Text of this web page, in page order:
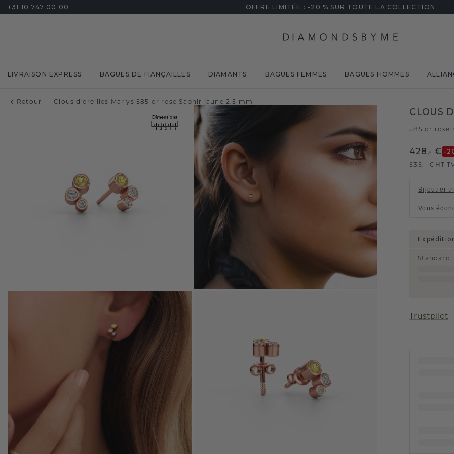
+31 10 747 00 00 OFFRE LIMITÉE : -20 % SUR TOUTE LA COLLECTION
LIVRAISON EXPRESS BAGUES DE FIANÇAILLES DIAMANTS BAGUES FEMMES BAGUES HOMMES
Retour Clous d'oreilles Marlys 585 or rose Saphir jaune 2.5 mm
CLOUS
585 or rose
428,- € -
535,- €HT
Bijoutier
Vous
Standard :
Trustpilot